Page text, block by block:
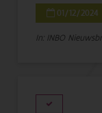
01/12/2024
In: INBO